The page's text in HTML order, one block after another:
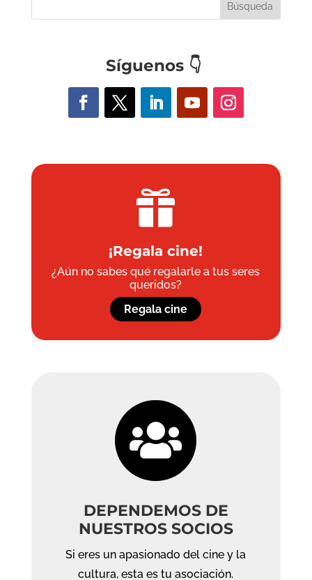
Síguenos 👇

¡Regala cine!
¿Aún no sabes qué regalarle a tus seres
queridos?
Regala cine

DEPENDEMOS DE
NUESTROS SOCIOS
Si eres un apasionado del cine y la
cultura, esta es tu asociación.